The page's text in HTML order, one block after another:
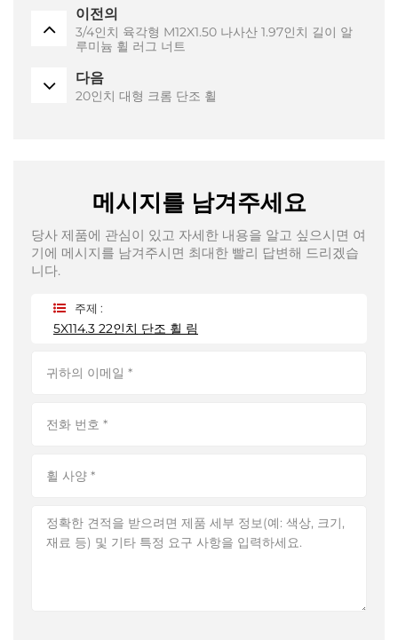
이전의
3/4인치 육각형 M12X1.50 나사산 1.97인치 길이 알
루미늄 휠 러그 너트
다음
20인치 대형 크롬 단조 휠
메시지를 남겨주세요
당사 제품에 관심이 있고 자세한 내용을 알고 싶으시면 여
기에 메시지를 남겨주시면 최대한 빨리 답변해 드리겠습
니다.
주제 :
5X114.3 22인치 단조 휠 림